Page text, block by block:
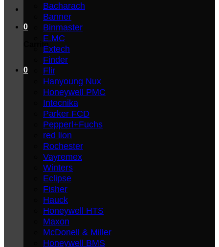
0
Carrito
0
Bacharach
Banner
Binmaster
E.MC
Extech
Finder
Flir
Hanyoung Nux
Honeywell PMC
Intecnika
Parker FCD
Pepperl+Fuchs
red lion
Rochester
Vayremex
Winters
Eclipse
Fisher
Hauck
Honeywell HTS
Maxon
McDonell & Miller
Honeywell BMS